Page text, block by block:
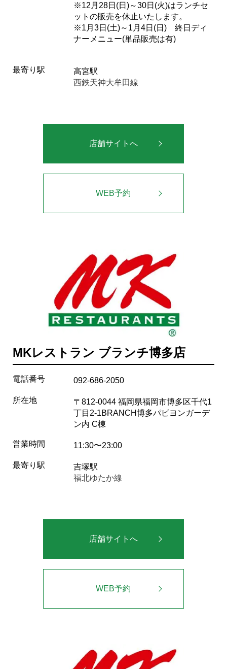
※12月28日(日)～30日(火)はランチセ
ットの販売を休止いたします。
※1月3日(土)～1月4日(日) 終日ディ
ナーメニュー(単品販売は有)
最寄り駅
高宮駅
西鉄天神大牟田線
店舗サイトへ
WEB予約
MKレストラン ブランチ博多店
電話番号 092-686-2050
所在地
〒812-0044 福岡県福岡市博多区千代1
丁目2-1BRANCH博多パピヨンガーデ
ン内 C棟
営業時間 11:30〜23:00
最寄り駅
吉塚駅
福北ゆたか線
店舗サイトへ
WEB予約